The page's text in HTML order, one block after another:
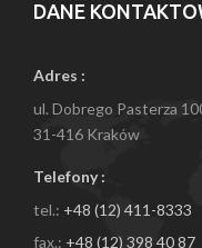
DANE
Adres :
ul. Dobrego Pasterza
31-416 Kraków
Telefony :
tel.: +48 (12) 411-8333
fax.: +48 (12) 398 40 87